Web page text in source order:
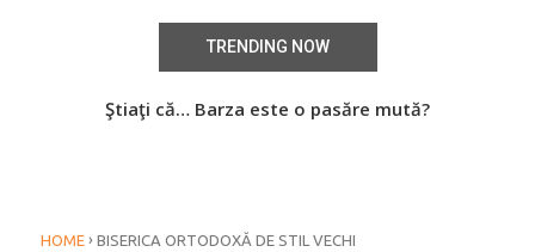
TRENDING NOW
Ştiaţi că… Barza este o pasăre mută?
HOME › BISERICA ORTODOXĂ DE STIL VECHI